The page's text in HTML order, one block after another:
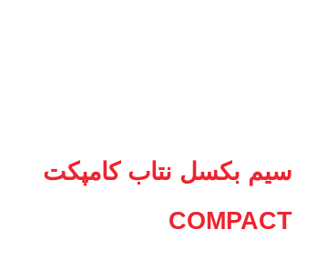
سیم بکسل نتاب کامپکت
COMPACT